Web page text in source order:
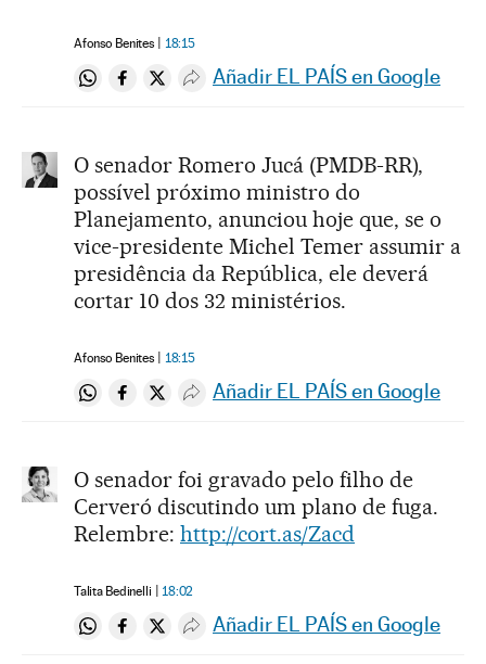
Afonso Benites 18:15
Compartir en Whatsapp
Compartir en Facebook
Compartir en Twitter
Desplegar Redes Sociales
Añadir EL PAÍS en Google
O senador Romero Jucá (PMDB-RR),
possível próximo ministro do
Planejamento, anunciou hoje que, se o
vice-presidente Michel Temer assumir a
presidência da República, ele deverá
cortar 10 dos 32 ministérios.
Afonso Benites 18:15
Compartir en Whatsapp
Compartir en Facebook
Compartir en Twitter
Desplegar Redes Sociales
Añadir EL PAÍS en Google
O senador foi gravado pelo filho de
Cerveró discutindo um plano de fuga.
Relembre: http://cort.as/Zacd
Talita Bedinelli 18:02
Compartir en Whatsapp
Compartir en Facebook
Compartir en Twitter
Desplegar Redes Sociales
Añadir EL PAÍS en Google